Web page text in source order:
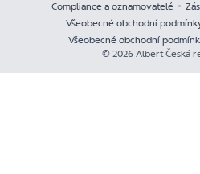
Compliance a oznamovatelé
Všeobecné obchodní
Všeobecné obchodní
© 2026 Albert Česká